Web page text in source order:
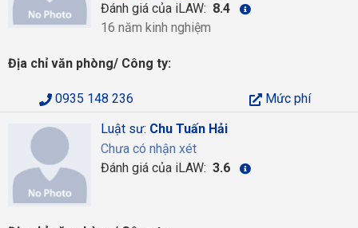
Đánh giá của iLAW: 8.4
16 năm kinh nghiệm
Địa chỉ văn phòng/ Công ty:
0935 148 236
Mức phí
Luật sư: Chu Tuấn Hải
Chưa có nhận xét
Đánh giá của iLAW: 3.6